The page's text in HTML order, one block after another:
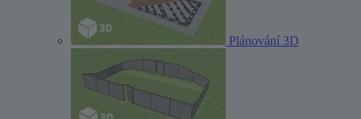
Plánování 3D